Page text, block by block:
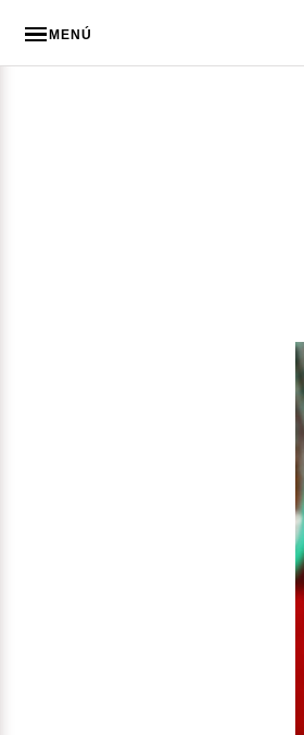
MENÚ